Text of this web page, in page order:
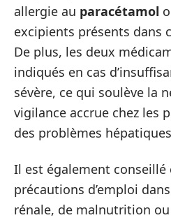
allergie au paracétamol
excipients présents dans
De plus, les deux
indiqués en cas
sévère, ce qui soulève la
vigilance accrue chez les
des problèmes
Il est également conseillé
précautions d’emploi
rénale, de malnutrition ou